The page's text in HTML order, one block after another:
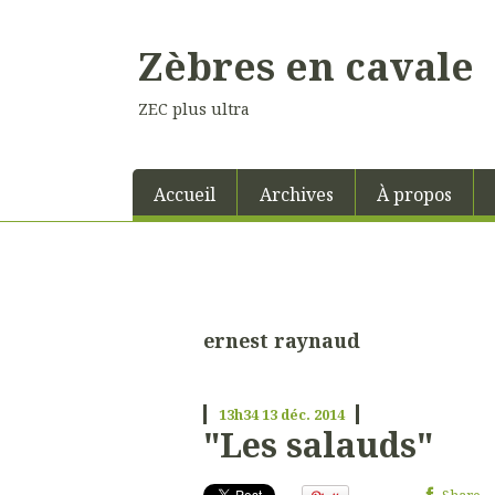
Zèbres en cavale
ZEC plus ultra
Accueil Archives À propos
ernest raynaud
13h3413 déc. 2014
"Les salauds"